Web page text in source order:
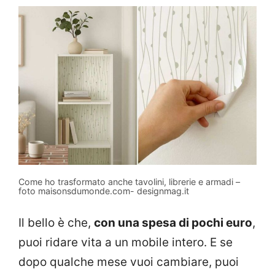
Come ho trasformato anche tavolini, librerie e armadi –
foto maisonsdumonde.com- designmag.it
Il bello è che, con una spesa di pochi euro,
puoi ridare vita a un mobile intero. E se
dopo qualche mese vuoi cambiare, puoi